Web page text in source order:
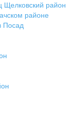
Щелковский район
районе
Посад